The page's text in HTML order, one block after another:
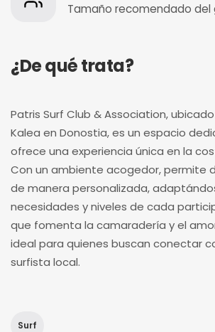
Tamaño recomendado del
¿De qué trata?
Patris Surf Club & Association,
Kalea en Donostia, es un espacio
ofrece una experiencia única en la
Con un ambiente acogedor, permite
de manera personalizada,
necesidades y niveles de cada
que fomenta la camaradería y el
ideal para quienes buscan conectar
surfista local.
Surf